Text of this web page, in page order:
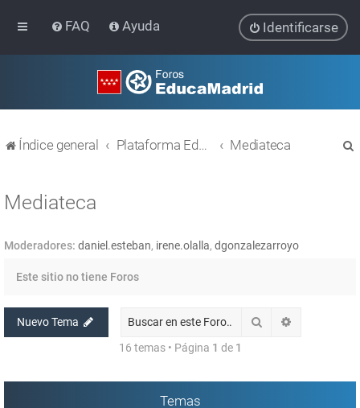
FAQ Ayuda Identificarse
Índice general Plataforma Educativa EducaMadrid Mediateca
Mediateca
Moderadores: daniel.esteban, irene.olalla, dgonzalezarroyo
Este sitio no tiene Foros
Nuevo Tema Buscar
16 temas • Página 1 de 1
Temas